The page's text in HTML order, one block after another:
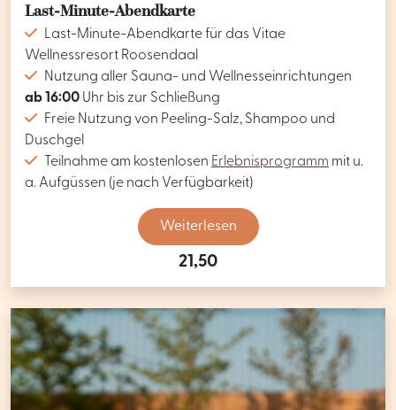
Last-Minute-Abendkarte
Last-Minute-Abendkarte für das Vitae
Wellnessresort Roosendaal
Nutzung aller Sauna- und Wellnesseinrichtungen
ab 16:00 Uhr bis zur Schließung
Freie Nutzung von Peeling-Salz, Shampoo und
Duschgel
Teilnahme am kostenlosen Erlebnisprogramm mit u.
a. Aufgüssen (je nach Verfügbarkeit)
Weiterlesen
21,50